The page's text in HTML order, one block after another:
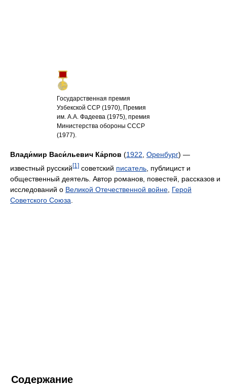
Государственная премия
Узбекской ССР (1970), Премия
им. А.А. Фадеева (1975), премия
Министерства обороны СССР
(1977).
Влади́мир Васи́льевич Ка́рпов (1922 Оренбург) —
известный русский[1] советский писатель , публицист и
общественный деятель. Автор романов, повестей, рассказов и
исследований о Великой Отечественной войне Герой
Советского Союза
Содержание